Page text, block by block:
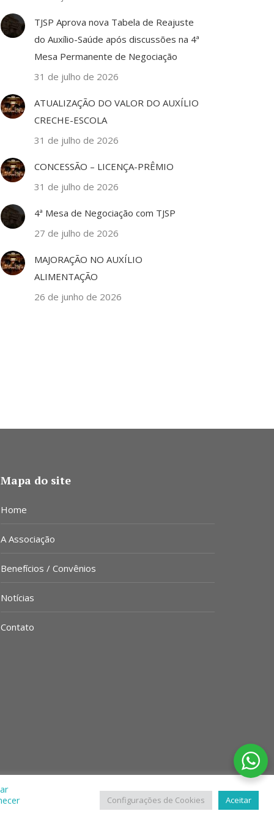
TJSP Aprova nova Tabela de Reajuste
do Auxílio-Saúde após discussões na 4ª
Mesa Permanente de Negociação
31 de julho de 2026
ATUALIZAÇÃO DO VALOR DO AUXÍLIO
CRECHE-ESCOLA
31 de julho de 2026
CONCESSÃO – LICENÇA-PRÊMIO
31 de julho de 2026
4ª Mesa de Negociação com TJSP
27 de julho de 2026
MAJORAÇÃO NO AUXÍLIO
ALIMENTAÇÃO
26 de junho de 2026
Mapa do site
Home
A Associação
Benefícios / Convênios
Notícias
Contato
Configurações de Cookies Aceitar